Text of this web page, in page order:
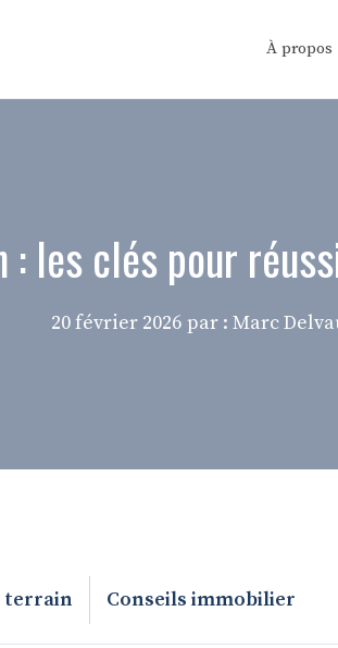
À propos
les clés pour
20 février 2026 par : Marc
terrain Conseils immobilier